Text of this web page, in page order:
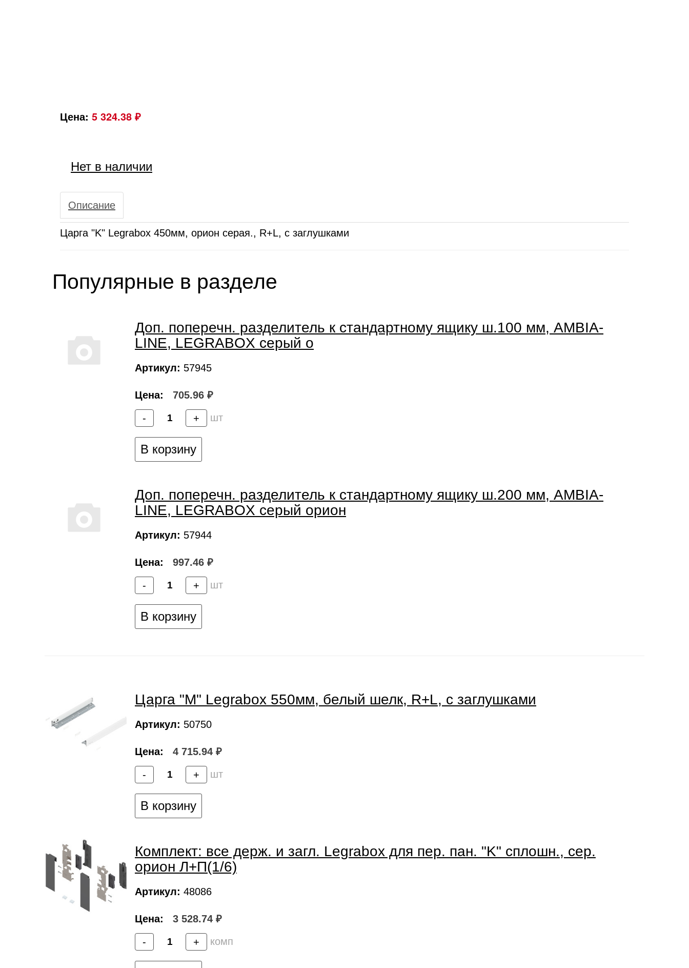
Цена: 5 324.38 ₽
Нет в наличии
Описание
Царга "K" Legrabox 450мм, орион серая., R+L, с заглушками
Популярные в разделе
Доп. поперечн. разделитель к стандартному ящику ш.100 мм, AMBIA-
LINE, LEGRABOX серый о
Артикул: 57945
Цена: 705.96 ₽
- + шт
В корзину
Доп. поперечн. разделитель к стандартному ящику ш.200 мм, AMBIA-
LINE, LEGRABOX серый орион
Артикул: 57944
Цена: 997.46 ₽
- + шт
В корзину
Царга "M" Legrabox 550мм, белый шелк, R+L, с заглушками
Артикул: 50750
Цена: 4 715.94 ₽
- + шт
В корзину
Комплект: все держ. и загл. Legrabox для пер. пан. "K" сплошн., сер.
орион Л+П(1/6)
Артикул: 48086
Цена: 3 528.74 ₽
- + комп